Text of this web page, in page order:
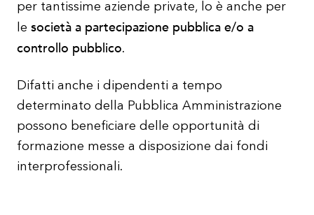
per tantissime aziende private, lo è anche per
le società a partecipazione pubblica e/o a
controllo pubblico.
Difatti anche i dipendenti a tempo
determinato della Pubblica Amministrazione
possono beneficiare delle opportunità di
formazione messe a disposizione dai fondi
interprofessionali.